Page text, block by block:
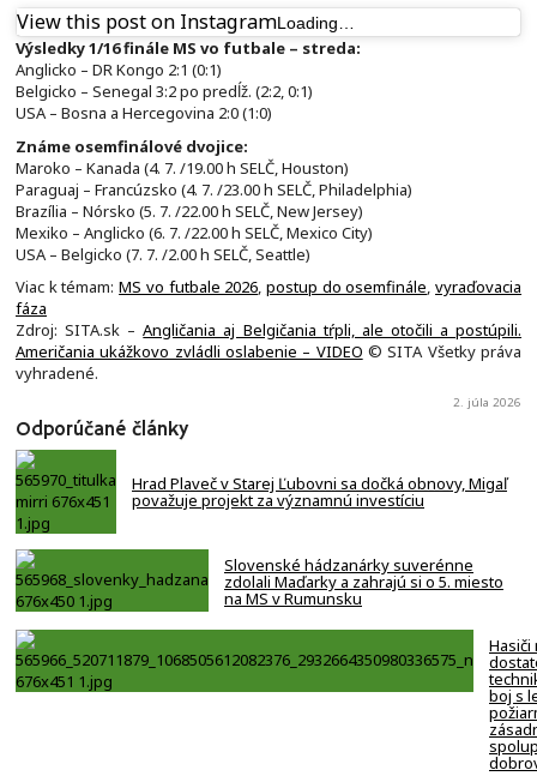
View this post on InstagramLoading…
Výsledky 1/16 finále MS vo futbale – streda:
Anglicko – DR Kongo 2:1 (0:1)
Belgicko – Senegal 3:2 po predĺž. (2:2, 0:1)
USA – Bosna a Hercegovina 2:0 (1:0)
Známe osemfinálové dvojice:
Maroko – Kanada (4. 7. /19.00 h SELČ, Houston)
Paraguaj – Francúzsko (4. 7. /23.00 h SELČ, Philadelphia)
Brazília – Nórsko (5. 7. /22.00 h SELČ, New Jersey)
Mexiko – Anglicko (6. 7. /22.00 h SELČ, Mexico City)
USA – Belgicko (7. 7. /2.00 h SELČ, Seattle)
Viac k témam:MS vo futbale 2026, postup do osemfinále,vyraďovacia
fáza
Zdroj: SITA.sk –Angličania aj Belgičania tŕpli, ale otočili a postúpili.
Američania ukážkovo zvládli oslabenie – VIDEO © SITA Všetky práva
vyhradené.
2. júla 2026
Odporúčané články
Hrad Plaveč v Starej Ľubovni sa dočká obnovy, Migaľ
považuje projekt za významnú investíciu
Slovenské hádzanárky suverénne
zdolali Maďarky a zahrajú si o 5. miesto
na MS v Rumunsku
Hasiči
boj s